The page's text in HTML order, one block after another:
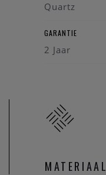
Quartz
GARANTIE
2 Jaar
MATERIAAL